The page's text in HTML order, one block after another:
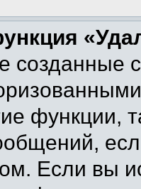
созданные
функции,
Если вы